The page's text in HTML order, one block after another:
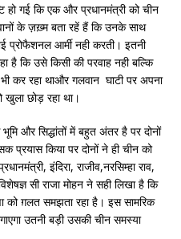
हो गई कि एक और प्रधानमंत्री को चीन
के ज़ख़्म बता रहें हैं कि उनके साथ
प्रोफैशनल आर्मी नही करती। इतनी
है कि उसे किसी की परवाह नही बल्कि
कर रहा थाऔर गलवान घाटी पर अपना
खुला छोड़ रहा था।
और सिद्धांतों में बहुत अंतर है पर दोनों
किया पर दोनों ने ही चीन को
इंदिरा, राजीव,नरसिम्हा राव,
सी राजा मोहन ने सही लिखा है कि
को ग़लत समझता रहा है। इस सामरिक
उतनी बड़ी उसकी चीन समस्या